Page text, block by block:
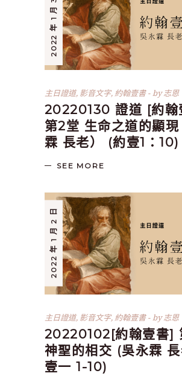
2022 年 1 月 30 日
主日證道, 影音文字, 約翰壹書 by志恩
20220130 證道 [約翰
第2堂 生命之道的顯現
霖 長老） (約壹1：10)
SEE MORE
2022 年 1 月 2 日
主日證道, 影音文字, 約翰壹書 by志恩
20220102[約翰壹書]
神聖的相交 (吳永霖
壹一 1-10)